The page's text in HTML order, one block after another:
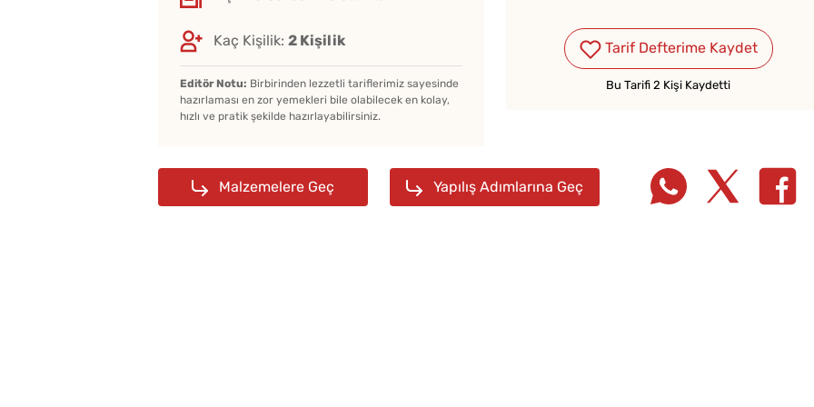
Kaç Kişilik: 2 Kişilik
Editör Notu: Birbirinden lezzetli tariflerimiz sayesinde
hazırlaması en zor yemekleri bile olabilecek en kolay,
hızlı ve pratik şekilde hazırlayabilirsiniz.
Tarif Defterime Kaydet
Bu Tarifi 2 Kişi Kaydetti
Malzemelere Geç Yapılış Adımlarına Geç